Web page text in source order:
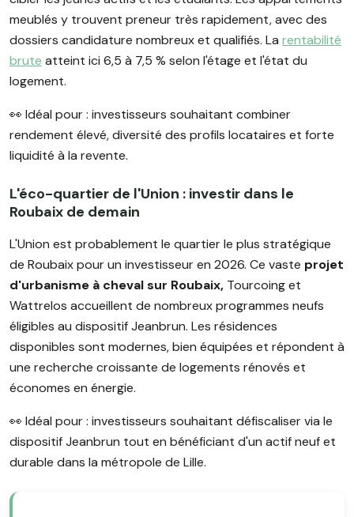
meublés y trouvent preneur très rapidement, avec des
dossiers candidature nombreux et qualifiés. La rentabilité
brute atteint ici 6,5 à 7,5 % selon l'étage et l'état du
logement.
👀 Idéal pour : investisseurs souhaitant combiner
rendement élevé, diversité des profils locataires et forte
liquidité à la revente.
L'éco-quartier de l'Union : investir dans le
Roubaix de demain
L'Union est probablement le quartier le plus stratégique
de Roubaix pour un investisseur en 2026. Ce vaste projet
d'urbanisme à cheval sur Roubaix, Tourcoing et
Wattrelos accueillent de nombreux programmes neufs
éligibles au dispositif Jeanbrun. Les résidences
disponibles sont modernes, bien équipées et répondent à
une recherche croissante de logements rénovés et
économes en énergie.
👀 Idéal pour : investisseurs souhaitant défiscaliser via le
dispositif Jeanbrun tout en bénéficiant d'un actif neuf et
durable dans la métropole de Lille.